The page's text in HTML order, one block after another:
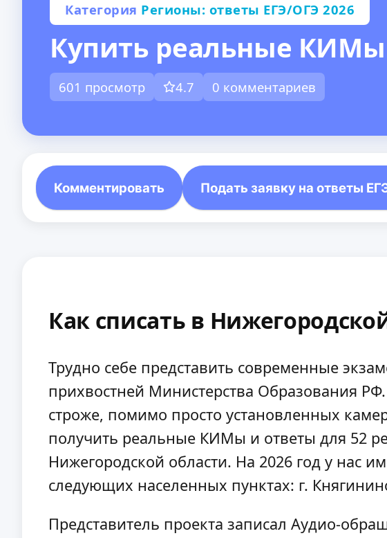
Категория Регионы: ответы ЕГЭ/ОГЭ 2026
Купить реальные КИМы
601 просмотр 4.7 0 комментариев
Комментировать Подать заявку на ответы
Как списать в
Трудно себе представить современные
прихвостней Министерства Образования
строже, помимо просто установленных
получить реальные КИМы и ответы для 52
Нижегородской области. На 2026 год у нас
следующих населенных пунктах: г.
Представитель проекта записал Аудио-